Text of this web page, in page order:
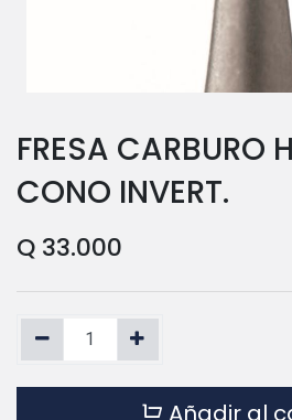
FRESA CARBURO
CONO INVERT.
Q 33.000
Añadir al